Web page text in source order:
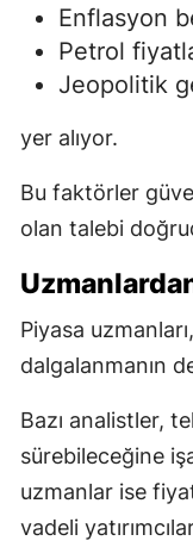
Enflasyon
Petrol
Jeopolitik
yer alıyor.
Bu faktörler
olan talebi
Piyasa
dalgalanmanın
Bazı analistler,
sürebileceğine
uzmanlar ise
vadeli